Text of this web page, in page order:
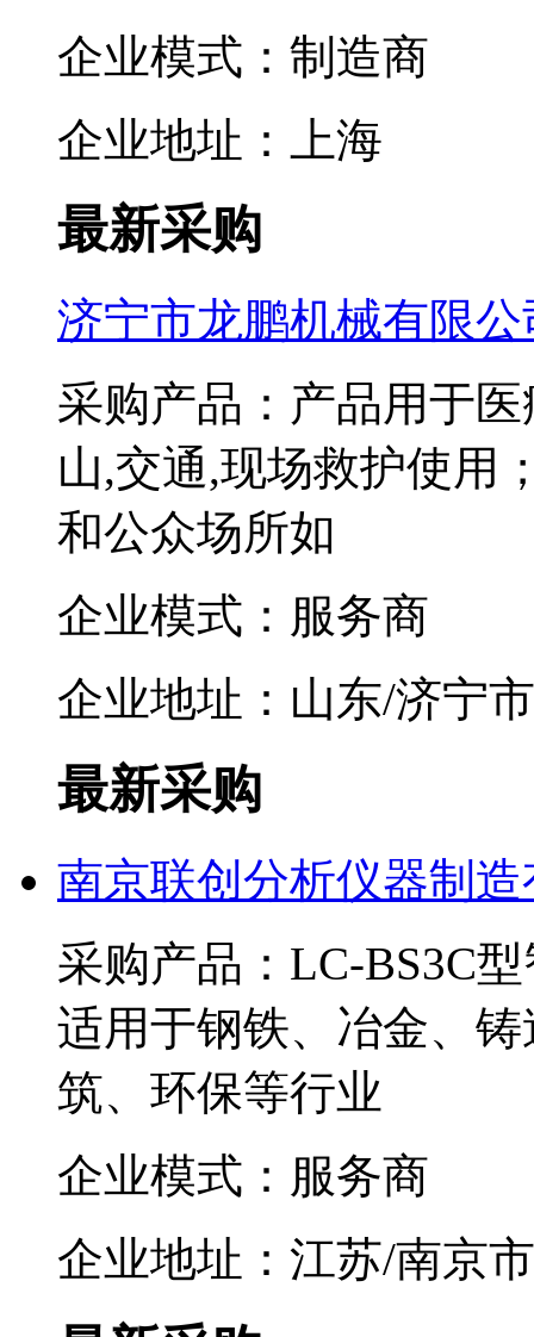
企业模式：制造商
企业地址：上海
最新采购
济宁市龙鹏机械有限
采购产品：产品用于
山,交通,现场救护使用
和公众场所如
企业模式：服务商
企业地址：山东/济宁市
最新采购
南京联创分析仪器制
采购产品：LC-BS3C
适用于钢铁、冶金、
筑、环保等行业
企业模式：服务商
企业地址：江苏/南京市